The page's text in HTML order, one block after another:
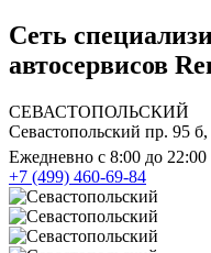
Сеть
автосервисов
СЕВАСТОПОЛЬСКИЙ
Севастопольский пр. 95 б,
Ежедневно с 8:00 до 22:00
+7 (499) 460-69-84